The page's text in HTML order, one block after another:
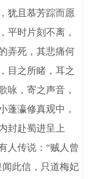
犹且慕芳踪而愿
平时片刻不离，
弄死，其悲痛何
目之所睹，耳之
咏，寄之声音，
蓬瀛修真观中，
封赴蜀进呈上
人传说：“贼人曾
此信，只道梅妃